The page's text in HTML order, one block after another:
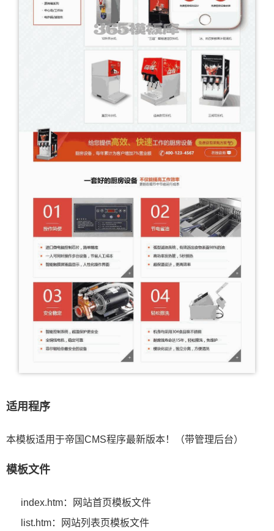
适用程序
本模板适用于帝国CMS程序最新版本！（带管理后台）
模板文件
index.htm：网站首页模板文件
list.htm：网站列表页模板文件